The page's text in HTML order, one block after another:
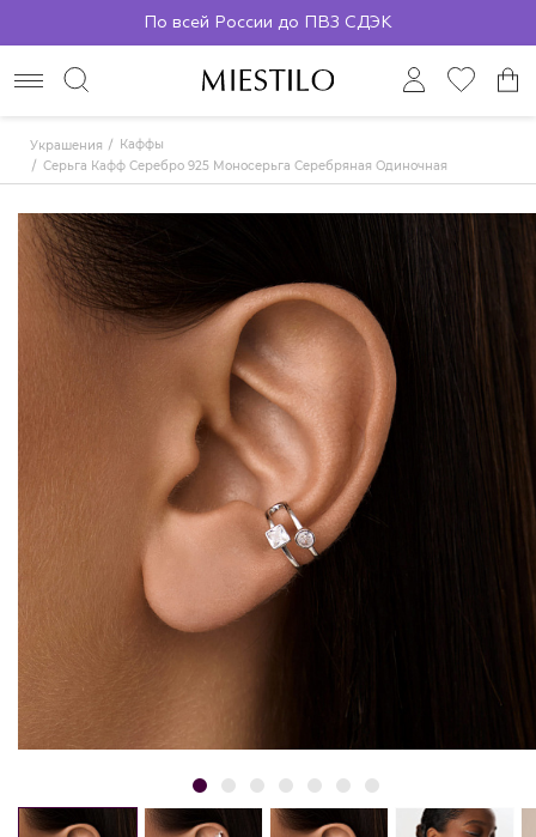
По всей России до ПВЗ СДЭК
Украшения
Каффы
Серьга Кафф Серебро 925 Моносерьга Серебряная Одиночная